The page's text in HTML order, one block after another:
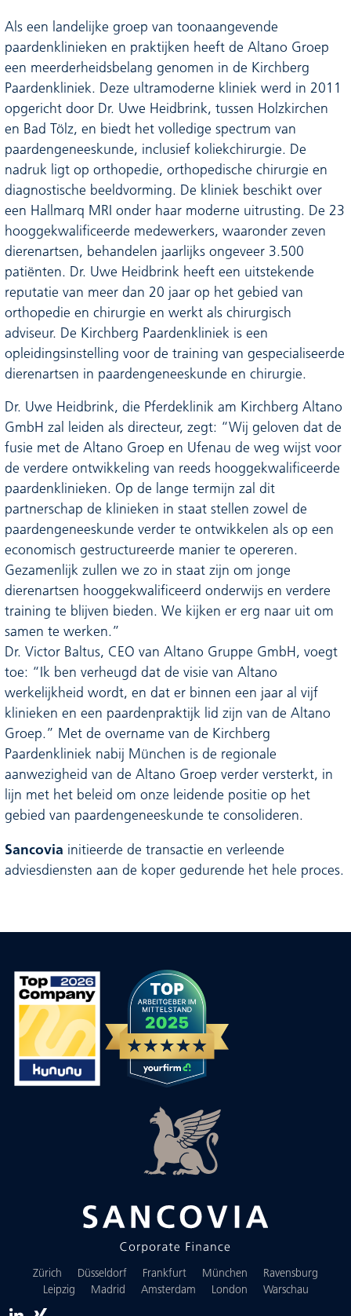
Als een landelijke groep van toonaangevende
paardenklinieken en praktijken heeft de Altano Groep
een meerderheidsbelang genomen in de Kirchberg
Paardenkliniek. Deze ultramoderne kliniek werd in 2011
opgericht door Dr. Uwe Heidbrink, tussen Holzkirchen
en Bad Tölz, en biedt het volledige spectrum van
paardengeneeskunde, inclusief koliekchirurgie. De
nadruk ligt op orthopedie, orthopedische chirurgie en
diagnostische beeldvorming. De kliniek beschikt over
een Hallmarq MRI onder haar moderne uitrusting. De 23
hooggekwalificeerde medewerkers, waaronder zeven
dierenartsen, behandelen jaarlijks ongeveer 3.500
patiënten. Dr. Uwe Heidbrink heeft een uitstekende
reputatie van meer dan 20 jaar op het gebied van
orthopedie en chirurgie en werkt als chirurgisch
adviseur. De Kirchberg Paardenkliniek is een
opleidingsinstelling voor de training van gespecialiseerde
dierenartsen in paardengeneeskunde en chirurgie.
Dr. Uwe Heidbrink, die Pferdeklinik am Kirchberg Altano
GmbH zal leiden als directeur, zegt: “Wij geloven dat de
fusie met de Altano Groep en Ufenau de weg wijst voor
de verdere ontwikkeling van reeds hooggekwalificeerde
paardenklinieken. Op de lange termijn zal dit
partnerschap de klinieken in staat stellen zowel de
paardengeneeskunde verder te ontwikkelen als op een
economisch gestructureerde manier te opereren.
Gezamenlijk zullen we zo in staat zijn om jonge
dierenartsen hooggekwalificeerd onderwijs en verdere
training te blijven bieden. We kijken er erg naar uit om
samen te werken.”
Dr. Victor Baltus, CEO van Altano Gruppe GmbH, voegt
toe: “Ik ben verheugd dat de visie van Altano
werkelijkheid wordt, en dat er binnen een jaar al vijf
klinieken en een paardenpraktijk lid zijn van de Altano
Groep.” Met de overname van de Kirchberg
Paardenkliniek nabij München is de regionale
aanwezigheid van de Altano Groep verder versterkt, in
lijn met het beleid om onze leidende positie op het
gebied van paardengeneeskunde te consolideren.
Sancovia initieerde de transactie en verleende
adviesdiensten aan de koper gedurende het hele proces.
Zürich Düsseldorf Frankfurt München
Ravensburg
Leipzig
Madrid Amsterdam London Warschau